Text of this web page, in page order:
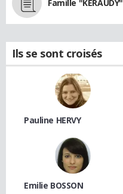
Famille "KERAUDY"
Ils se sont croisés
Pauline HERVY
Emilie BOSSON